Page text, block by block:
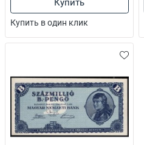
Купить
Купить в один клик